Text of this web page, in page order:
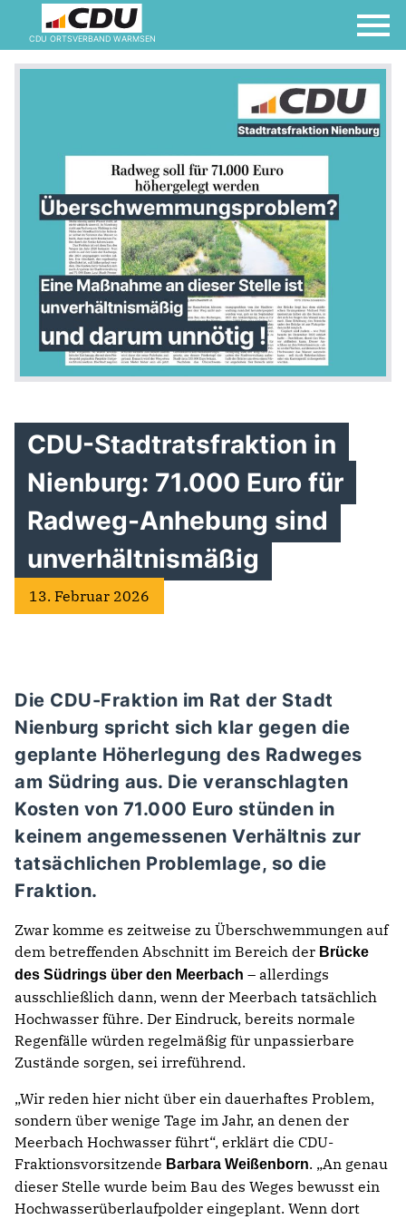
CDU ORTSVERBAND WARMSEN
CDU-Stadtratsfraktion in
Nienburg: 71.000 Euro für
Radweg-Anhebung sind
unverhältnismäßig
13. Februar 2026
Die CDU-Fraktion im Rat der Stadt
Nienburg spricht sich klar gegen die
geplante Höherlegung des Radweges
am Südring aus. Die veranschlagten
Kosten von 71.000 Euro stünden in
keinem angemessenen Verhältnis zur
tatsächlichen Problemlage, so die
Fraktion.
Zwar komme es zeitweise zu Überschwemmungen auf
dem betreffenden Abschnitt im Bereich der Brücke
des Südrings über den Meerbach – allerdings
ausschließlich dann, wenn der Meerbach tatsächlich
Hochwasser führe. Der Eindruck, bereits normale
Regenfälle würden regelmäßig für unpassierbare
Zustände sorgen, sei irreführend.
„Wir reden hier nicht über ein dauerhaftes Problem,
sondern über wenige Tage im Jahr, an denen der
Meerbach Hochwasser führt“, erklärt die CDU-
Fraktionsvorsitzende Barbara Weißenborn. „An genau
dieser Stelle wurde beim Bau des Weges bewusst ein
Hochwasserüberlaufpolder eingeplant. Wenn dort